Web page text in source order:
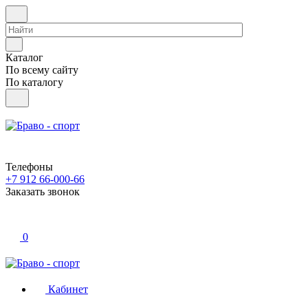
Каталог
По всему сайту
По каталогу
Телефоны
+7 912 66-000-66
Заказать звонок
0
Кабинет